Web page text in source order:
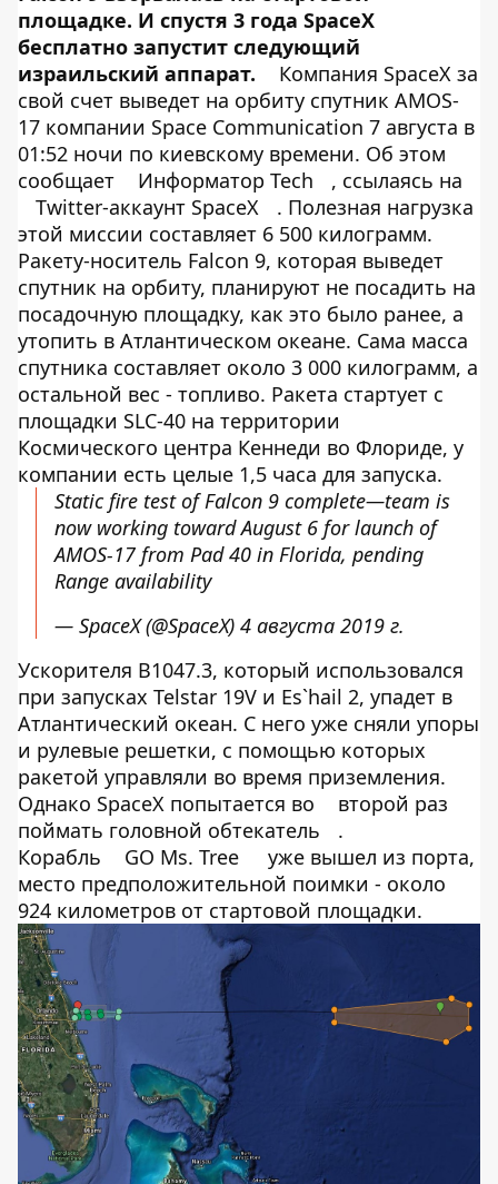
площадке. И спустя 3 года SpaceX
бесплатно запустит следующий
израильский аппарат.
Компания SpaceX за
свой счет выведет на орбиту спутник AMOS-
17 компании Space Communication 7 августа в
01:52 ночи по киевскому времени. Об этом
сообщает
Информатор Tech
, ссылаясь на
Twitter-аккаунт SpaceX
. Полезная нагрузка
этой миссии составляет 6 500 килограмм.
Ракету-носитель Falcon 9, которая выведет
спутник на орбиту, планируют не посадить на
посадочную площадку, как это было ранее, а
утопить в Атлантическом океане. Сама масса
спутника составляет около 3 000 килограмм, а
остальной вес - топливо. Ракета стартует с
площадки SLC-40 на территории
Космического центра Кеннеди во Флориде, у
компании есть целые 1,5 часа для запуска.
Static fire test of Falcon 9 complete—team is
now working toward August 6 for launch of
AMOS-17 from Pad 40 in Florida, pending
Range availability
— SpaceX (@SpaceX) 4 августа 2019 г.
Ускорителя В1047.3, который использовался
при запусках Telstar 19V и Es`hail 2, упадет в
Атлантический океан. С него уже сняли упоры
и рулевые решетки, с помощью которых
ракетой управляли во время приземления.
Однако SpaceX попытается во
второй раз
поймать головной обтекатель
.
Корабль
GO Ms. Tree
уже вышел из порта,
место предположительной поимки - около
924 километров от стартовой площадки.